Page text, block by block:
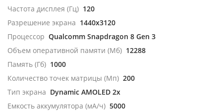
Частота дисплея (Гц) 120
Разрешение экрана 1440x3120
Процессор Qualcomm Snapdragon 8 Gen 3
Объем оперативной памяти (Мб) 12288
Память (Гб) 1000
Количество точек матрицы (Мп) 200
Тип экрана Dynamic AMOLED 2x
Емкость аккумулятора (мА/ч) 5000